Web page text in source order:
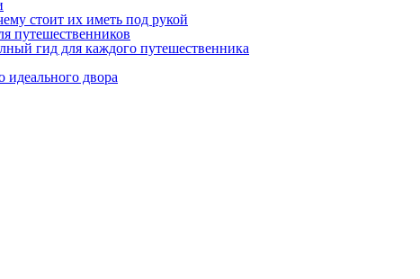
стоит их иметь под рукой
путешественников
гид для каждого путешественника
идеального двора